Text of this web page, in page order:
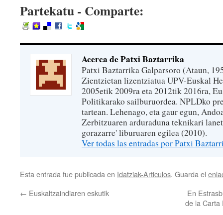
Partekatu - Comparte:
Acerca de Patxi Baztarrika
Patxi Baztarrika Galparsoro (Ataun,
Zientzietan lizentziatua UPV-Euskal
2005etik 2009ra eta 2012tik 2016ra,
Politikarako sailburuordea. NPLDko
tartean. Lehenago, eta gaur egun,
Zerbitzuaren arduraduna teknikari
gorazarre' liburuaren egilea (2010).
Ver todas las entradas por Patxi
Esta entrada fue publicada en Idatziak-Articulos. Guarda el
← Euskaltzaindiaren eskutik
En
de la Carta